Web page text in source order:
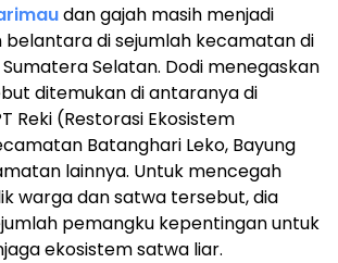
dan gajah masih menjadi
belantara di sejumlah kecamatan di
Sumatera Selatan. Dodi menegaskan
ditemukan di antaranya di
Reki (Restorasi Ekosistem
Batanghari Leko, Bayung
lainnya. Untuk mencegah
warga dan satwa tersebut, dia
pemangku kepentingan untuk
ekosistem satwa liar.